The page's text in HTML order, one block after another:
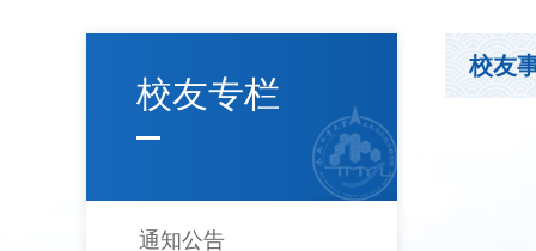
校友专栏
通知公告
校友